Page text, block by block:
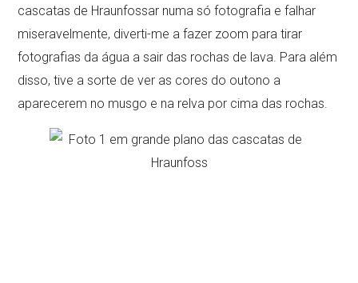
cascatas de Hraunfossar numa só fotografia e falhar
miseravelmente, diverti-me a fazer zoom para tirar
fotografias da água a sair das rochas de lava. Para além
disso, tive a sorte de ver as cores do outono a
aparecerem no musgo e na relva por cima das rochas.